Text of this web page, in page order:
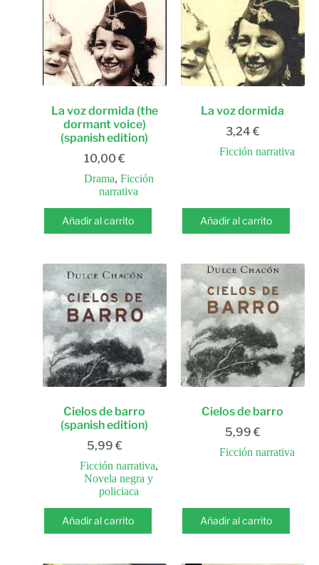
La voz dormida (the
dormant voice)
(spanish edition)
10,00 €
Drama, Ficción
narrativa
Añadir al carrito
La voz dormida
3,24 €
Ficción narrativa
Añadir al carrito
Cielos de barro
(spanish edition)
5,99 €
Ficción narrativa,
Novela negra y
policiaca
Añadir al carrito
Cielos de barro
5,99 €
Ficción narrativa
Añadir al carrito